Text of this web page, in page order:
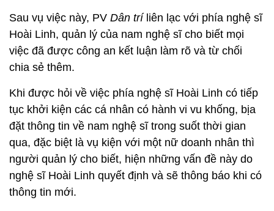
Sau vụ việc này, PV Dân tríliên lạc với phía nghệ sĩ
Hoài Linh, quản lý của nam nghệ sĩ cho biết mọi
việc đã được công an kết luận làm rõ và từ chối
chia sẻ thêm.
Khi được hỏi về việc phía nghệ sĩ Hoài Linh có tiếp
tục khởi kiện các cá nhân có hành vi vu khống, bịa
đặt thông tin về nam nghệ sĩ trong suốt thời gian
qua, đặc biệt là vụ kiện với một nữ doanh nhân thì
người quản lý cho biết, hiện những vấn đề này do
nghệ sĩ Hoài Linh quyết định và sẽ thông báo khi có
thông tin mới.